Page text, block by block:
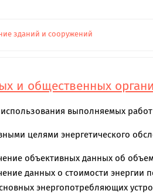
зданий и сооружений
и общественных
выполняемых
целями энергетического
объективных данных об
данных о стоимости энергии
энергопотребляющих